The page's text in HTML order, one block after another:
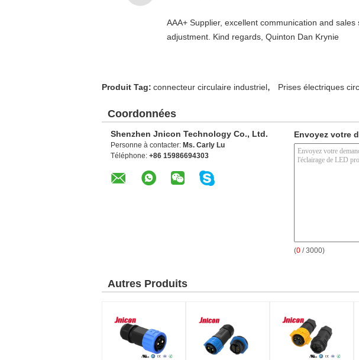
AAA+ Supplier, excellent communication and
adjustment. Kind regards, Quinton Dan Krynie
Produit Tag: connecteur circulaire industriel, Prises électriques
Coordonnées
Shenzhen Jnicon Technology Co., Ltd.
Personne à contacter: Ms. Carly Lu
Téléphone: +86 15986694303
Envoyez votre
(0 / 3000)
Autres Produits